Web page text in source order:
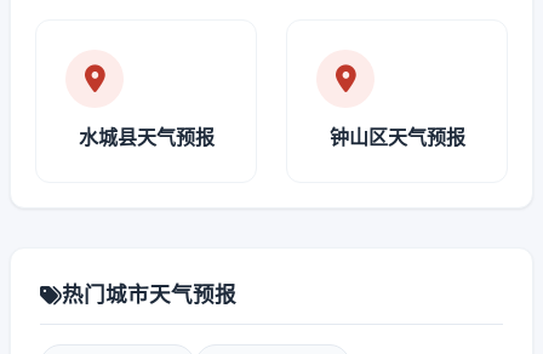
水城县天气预报 钟山区天气预报
热门城市天气预报